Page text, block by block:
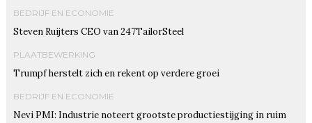
BEDRIJF EN ECONOMIE
Steven Ruijters CEO van 247TailorSteel
PLAATBEWERKING
Trumpf herstelt zich en rekent op verdere groei
BEDRIJF EN ECONOMIE
Nevi PMI: Industrie noteert grootste productiestijging in ruim